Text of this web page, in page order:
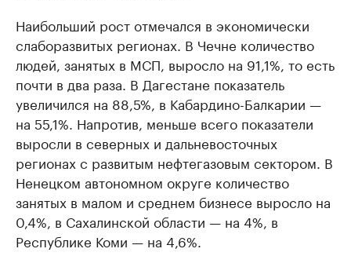
Наибольший рост отмечался в экономически
слаборазвитых регионах. В Чечне количество
людей, занятых в МСП, выросло на 91,1%, то есть
почти в два раза. В Дагестане показатель
увеличился на 88,5%, в Кабардино-Балкарии —
на 55,1%. Напротив, меньше всего показатели
выросли в северных и дальневосточных
регионах с развитым нефтегазовым сектором. В
Ненецком автономном округе количество
занятых в малом и среднем бизнесе выросло на
0,4%, в Сахалинской области — на 4%, в
Республике Коми — на 4,6%.